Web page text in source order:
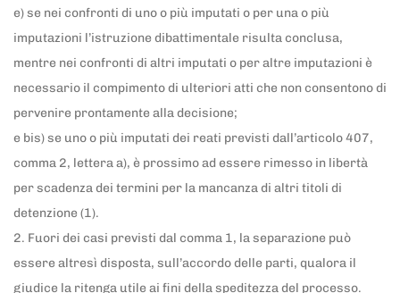
e) se nei confronti di uno o più imputati o per una o più
imputazioni l’istruzione dibattimentale risulta conclusa,
mentre nei confronti di altri imputati o per altre imputazioni è
necessario il compimento di ulteriori atti che non consentono di
pervenire prontamente alla decisione;
e bis) se uno o più imputati dei reati previsti dall’articolo 407,
comma 2, lettera a), è prossimo ad essere rimesso in libertà
per scadenza dei termini per la mancanza di altri titoli di
detenzione (1).
2. Fuori dei casi previsti dal comma 1, la separazione può
essere altresì disposta, sull’accordo delle parti, qualora il
giudice la ritenga utile ai fini della speditezza del processo.